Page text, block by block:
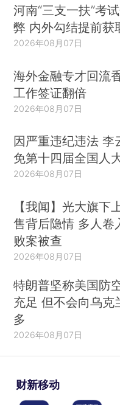
河南“三支一扶”考
弊 内外勾结提前获
2026年08月07日
海外金融专才回流
工作签证翻倍
2026年08月07日
因严重违纪违法 李
免第十四届全国人
2026年08月07日
【我闻】光大旗下
售背后隐情 多人卷
败案被查
2026年08月07日
特朗普坚称美国防
充足 但不会向乌克
多
2026年08月07日
财新移动